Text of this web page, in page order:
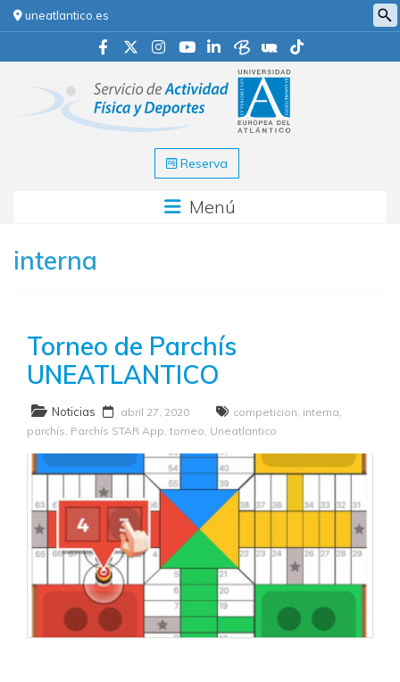
uneatlantico.es
Reserva
Menú
interna
Torneo de Parchís
UNEATLANTICO
Noticias abril 27, 2020 competicion interna
parchís Parchís STAR App torneo Uneatlantico